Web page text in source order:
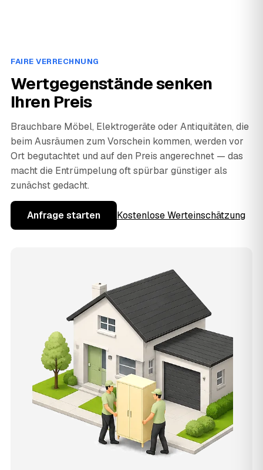
FAIRE VERRECHNUNG
Wertgegenstände senken
Ihren Preis
Brauchbare Möbel, Elektrogeräte oder Antiquitäten, die
beim Ausräumen zum Vorschein kommen, werden vor
Ort begutachtet und auf den Preis angerechnet — das
macht die Entrümpelung oft spürbar günstiger als
zunächst gedacht.
Anfrage starten Kostenlose Werteinschätzung